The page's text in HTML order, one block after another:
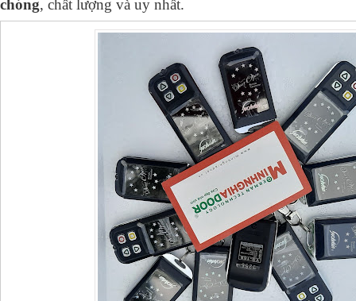
chóng, chất lượng và uy nhất.